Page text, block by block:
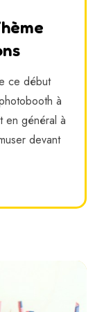
ce début
à
en général à
devant